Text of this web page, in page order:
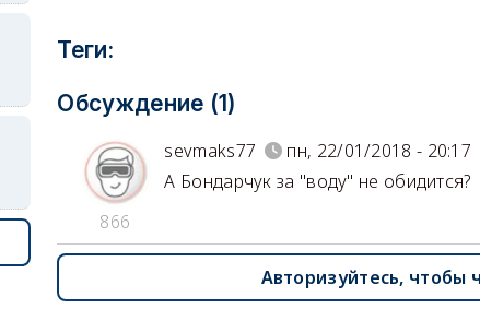
Теги:
Обсуждение (1)
866
sevmaks77
пн, 22/01/2018 - 20:17
А Бондарчук за "воду" не обидится?
Авторизуйтесь, чтобы